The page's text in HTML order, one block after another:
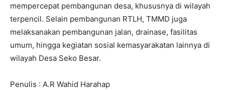
mempercepat pembangunan desa, khususnya di wilayah
terpencil. Selain pembangunan RTLH, TMMD juga
melaksanakan pembangunan jalan, drainase, fasilitas
umum, hingga kegiatan sosial kemasyarakatan lainnya di
wilayah Desa Seko Besar.
Penulis : A.R Wahid Harahap